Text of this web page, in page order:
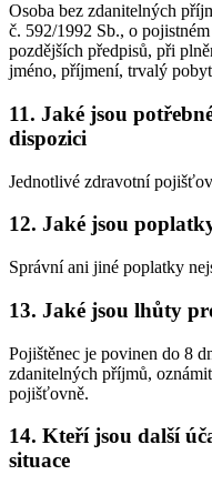
Osoba bez zdanitelných
č. 592/1992 Sb., o
pozdějších předpisů, při
jméno, příjmení, trvalý
11. Jaké jsou
dispozici
Jednotlivé zdravotní
12. Jaké jsou
Správní ani jiné poplatky
13. Jaké jsou lhůty
Pojištěnec je povinen do 8
zdanitelných příjmů,
pojišťovně.
14. Kteří jsou další
situace